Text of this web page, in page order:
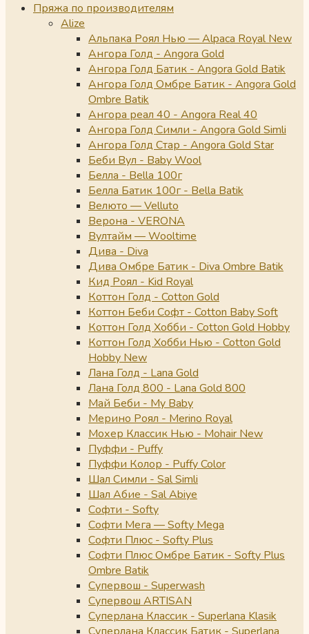
Пряжа по производителям
Alize
Альпака Роял Нью — Alpaca Royal New
Ангора Голд - Angora Gold
Ангора Голд Батик - Angora Gold Batik
Ангора Голд Омбре Батик - Angora Gold
Ombre Batik
Ангора реал 40 - Angora Real 40
Ангора Голд Симли - Angora Gold Simli
Ангора Голд Стар - Angora Gold Star
Беби Вул - Baby Wool
Белла - Bella 100г
Белла Батик 100г - Bella Batik
Велюто — Velluto
Верона - VERONA
Вултайм — Wooltime
Дива - Diva
Дива Омбре Батик - Diva Ombre Batik
Кид Роял - Kid Royal
Коттон Голд - Cotton Gold
Коттон Беби Софт - Cotton Baby Soft
Коттон Голд Хобби - Cotton Gold Hobby
Коттон Голд Хобби Нью - Cotton Gold
Hobby New
Лана Голд - Lana Gold
Лана Голд 800 - Lana Gold 800
Май Беби - My Baby
Мерино Роял - Merino Royal
Мохер Классик Нью - Mohair New
Пуффи - Puffy
Пуффи Колор - Puffy Color
Шал Симли - Sal Simli
Шал Абие - Sal Abiye
Софти - Softy
Софти Мега — Softy Mega
Софти Плюс - Softy Plus
Софти Плюс Омбре Батик - Softy Plus
Ombre Batik
Супервош - Superwash
Супервош ARTISAN
Суперлана Классик - Superlana Klasik